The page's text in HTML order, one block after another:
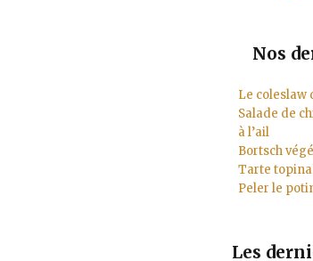
Nos
Le coleslaw
Salade de
à l’ail
Bortsch
Tarte
Peler le
Les